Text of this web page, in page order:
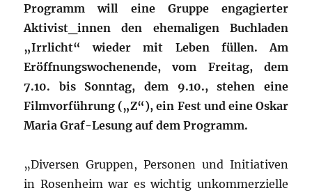
Programm will eine Gruppe engagierter
Aktivist_innen den ehemaligen Buchladen
„Irrlicht“ wieder mit Leben füllen. Am
Eröffnungswochenende, vom Freitag, dem
7.10. bis Sonntag, dem 9.10., stehen eine
Filmvorführung („Z“), ein Fest und eine Oskar
Maria Graf-Lesung auf dem Programm.
„Diversen Gruppen, Personen und Initiativen
in Rosenheim war es wichtig unkommerzielle